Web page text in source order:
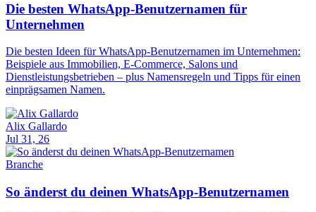
Die besten WhatsApp-Benutzernamen für
Unternehmen
Die besten Ideen für WhatsApp-Benutzernamen im Unternehmen:
Beispiele aus Immobilien, E-Commerce, Salons und
Dienstleistungsbetrieben – plus Namensregeln und Tipps für einen
einprägsamen Namen.
Alix Gallardo
Jul 31, 26
Branche
So änderst du deinen WhatsApp-Benutzernamen